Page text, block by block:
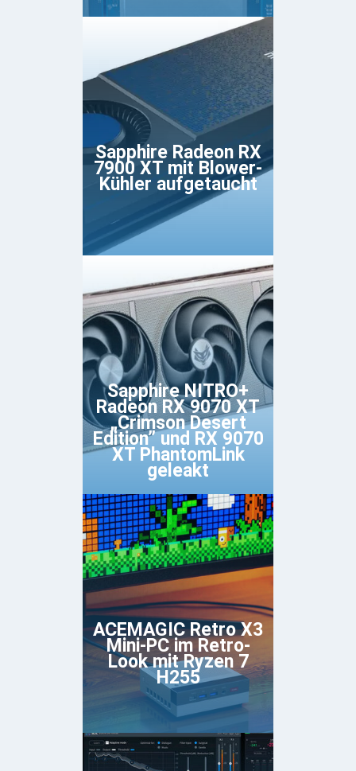
Sapphire Radeon RX
7900 XT mit Blower-
Kühler aufgetaucht
Sapphire NITRO+
Radeon RX 9070 XT
„Crimson Desert
Edition” und RX 9070
XT PhantomLink
geleakt
ACEMAGIC Retro X3
Mini-PC im Retro-
Look mit Ryzen 7
H255